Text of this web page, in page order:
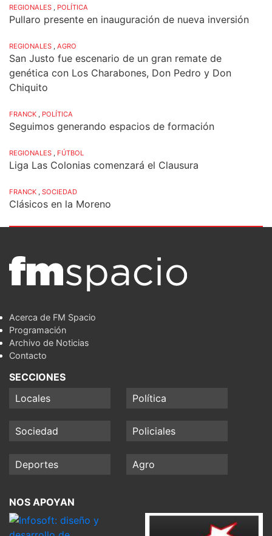
REGIONALES , POLÍTICA
Pullaro presente en inauguración de nueva inversión
REGIONALES , AGRO
San Justo fue escenario de un gran remate de
genética con Los Charabones, Don Pedro y Don
Chiquito
FRANCK , POLÍTICA
Seguimos generando espacios de formación
REGIONALES , FÚTBOL
Liga Las Colonias comenzará el Clausura
FRANCK , SOCIEDAD
Clásicos en la Moreno
Acerca de FM Spacio
Programación
Archivo de Noticias
Contacto
SECCIONES
Locales
Política
Sociedad Policiales
Deportes Agro
NOS APOYAN